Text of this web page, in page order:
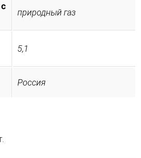
природный газ
5,1
Россия